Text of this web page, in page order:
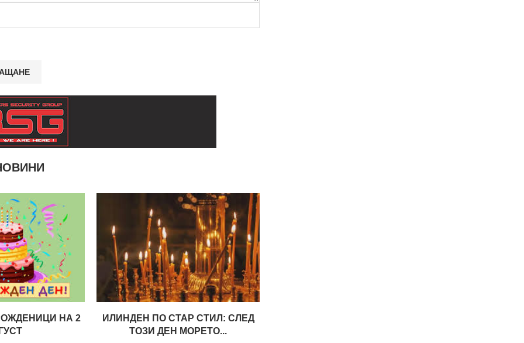
НА 2
ИЛИНДЕН ПО СТАР СТИЛ: СЛЕД
ТОЗИ ДЕН МОРЕТО...